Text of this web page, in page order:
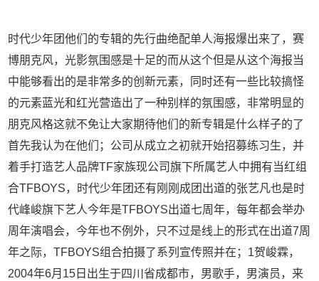
时代少年团他们的专辑的先行曲绝配单人海报爆出来了，赛
博朋克风，光影氛围感是十足的而从这个但是从这个海报当
中能够看出的是非常多的创新元素，同时还有一些比较搞怪
的元素蓝光和红光营造出了一种别样的氛围感，非常明显的
朋克风格这就不免让大家期待他们的新专辑是什么样子的了
首先我认为在他们；公司从成立之初就开始招募练习生，并
着手打造艺人品牌TF家族现公司旗下所属艺人中拥有当红组
合TFBOYS，时代少年团还有刚刚成团出道的张艺凡也是时
代峰峻旗下艺人今年是TFBOYS出道七周年，每年都会举办
周年演唱会，今年也不例外，只不过是线上的形式在出道7周
年之际，TFBOYS组合拍摄了系列宣传照并在；1贺峻霖，
2004年6月15日出生于四川省成都市，男歌手，男演员，来